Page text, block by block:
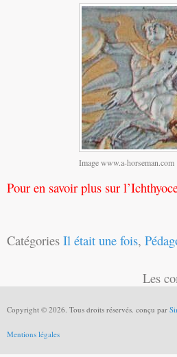
Image www.a-horseman.com
Pour en savoir plus sur l’
Catégories Il était une fois,
Les
Copyright © 2026. Tous droits réservés. conçu par
Mentions légales